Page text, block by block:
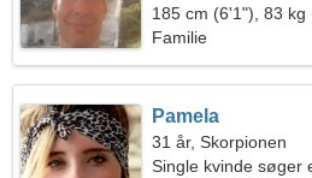
185 cm (6'1"), 83 kg
Familie
Pamela
31 år, Skorpionen
Single kvinde søger